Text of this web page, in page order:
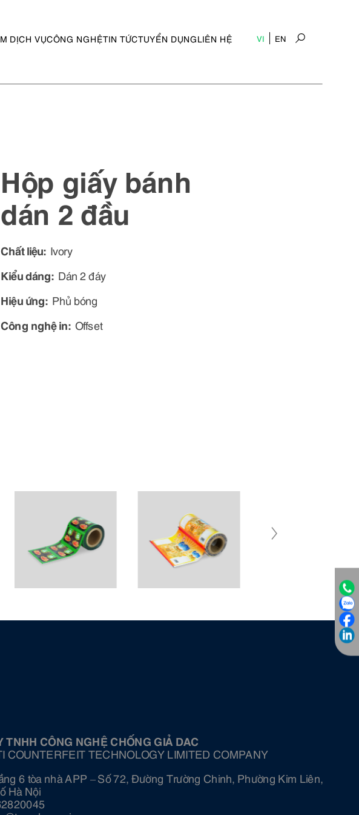
DỊCH VỤCÔNG NGHỆTIN TỨCTUYỂN DỤNGLIÊN HỆ VI EN
Hộp giấy bánh
dán 2 đầu
Chất liệu: Ivory
Kiểu dáng: Dán 2 đáy
Hiệu ứng: Phủ bóng
Công nghệ in: Offset
TNHH CÔNG NGHỆ CHỐNG GIẢ DAC
COUNTERFEIT TECHNOLOGY LIMITED COMPANY
6 tòa nhà APP – Số 72, Đường Trường Chinh, Phường Kim Liên,
Hà Nội